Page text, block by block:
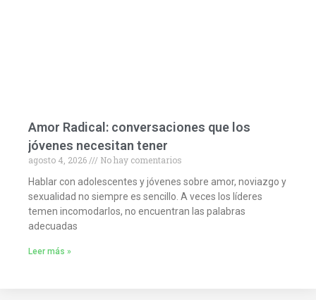
Amor Radical: conversaciones que los
jóvenes necesitan tener
agosto 4, 2026
No hay comentarios
Hablar con adolescentes y jóvenes sobre amor, noviazgo y
sexualidad no siempre es sencillo. A veces los líderes
temen incomodarlos, no encuentran las palabras
adecuadas
Leer más »